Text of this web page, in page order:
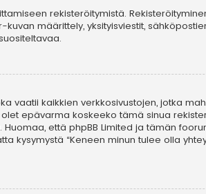
rekisteröitymistä.
määrittely, yksityisviestit,
vaatii kaikkien verkkosivustojen, jotka
epävarma koskeeko tämä sinua
että phpBB Limited ja tämän
kysymystä “Keneen minun tulee olla